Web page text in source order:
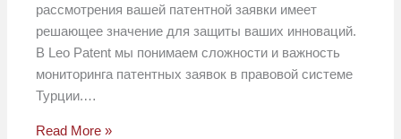
рассмотрения вашей патентной заявки имеет
решающее значение для защиты ваших инноваций.
В Leo Patent мы понимаем сложности и важность
мониторинга патентных заявок в правовой системе
Турции.…
Read More »